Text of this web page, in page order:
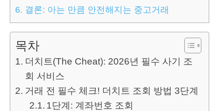
6. 결론: 아는 만큼 안전해지는 중고거래
목차
더치트(The Cheat): 2026년 필수 사기 조
회 서비스
거래 전 필수 체크! 더치트 조회 방법 3단계
1단계: 계좌번호 조회